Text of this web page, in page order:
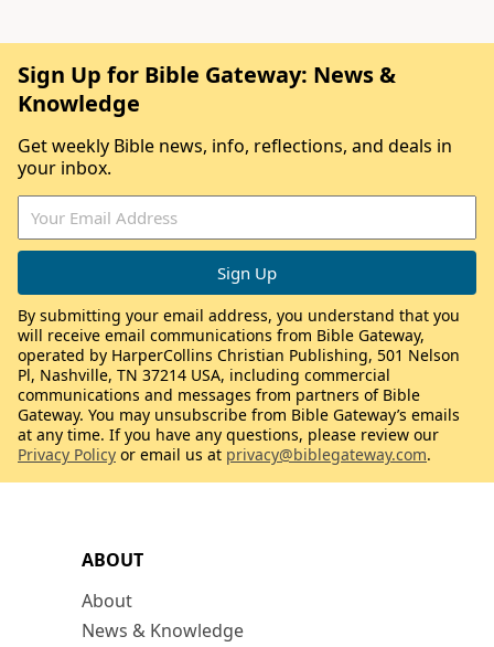
ABOUT
About
News & Knowledge
Sign Up for Bible Gateway: News &
Knowledge
Get weekly Bible news, info, reflections, and deals in
your inbox.
By submitting your email address, you understand that you
will receive email communications from Bible Gateway,
operated by HarperCollins Christian Publishing, 501 Nelson
Pl, Nashville, TN 37214 USA, including commercial
communications and messages from partners of Bible
Gateway. You may unsubscribe from Bible Gateway’s emails
at any time. If you have any questions, please review our
Privacy Policy or email us at privacy@biblegateway.com.